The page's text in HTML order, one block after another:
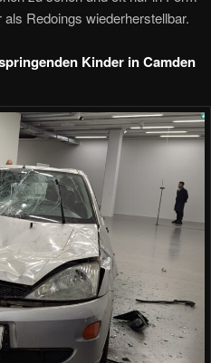
Redoings wiederherstellbar.
Kinder in Camden